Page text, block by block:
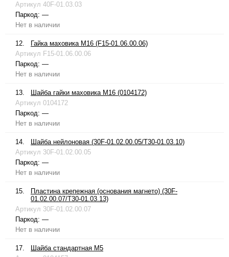
Артикул 40F-01.03.03
Паркод: —
Нет в наличии
12.
Гайка маховика М16 (F15-01.06.00.06)
Артикул F15-01.06.00.06
Паркод: —
Нет в наличии
13.
Шайба гайки маховика М16 (0104172)
Артикул 0104172
Паркод: —
Нет в наличии
14.
Шайба нейлоновая (30F-01.02.00.05/T30-01.03.10)
Артикул 30F-01.02.00.05
Паркод: —
Нет в наличии
15.
Пластина крепежная (основания магнето) (30F-
01.02.00.07/T30-01.03.13)
Артикул 30F-01.02.00.07
Паркод: —
Нет в наличии
17.
Шайба стандартная М5